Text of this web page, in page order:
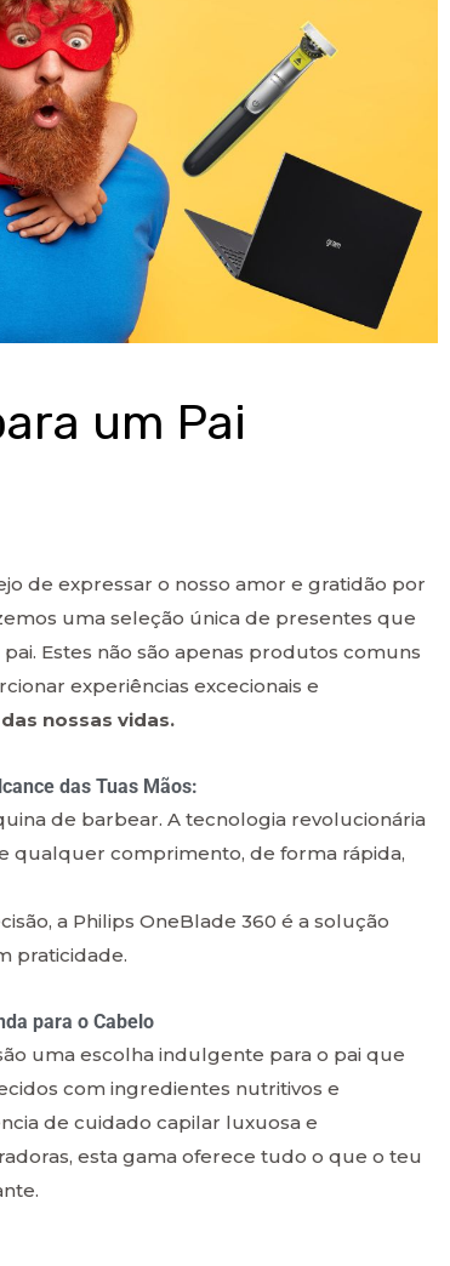
um Pai
de expressar o nosso amor e gratidão por
uma seleção única de presentes que
Estes não são apenas produtos comuns
experiências excecionais e
nossas vidas.
das Tuas Mãos:
de barbear. A tecnologia revolucionária
qualquer comprimento, de forma rápida,
a Philips OneBlade 360 é a solução
praticidade.
para o Cabelo
uma escolha indulgente para o pai que
com ingredientes nutritivos e
de cuidado capilar luxuosa e
esta gama oferece tudo o que o teu